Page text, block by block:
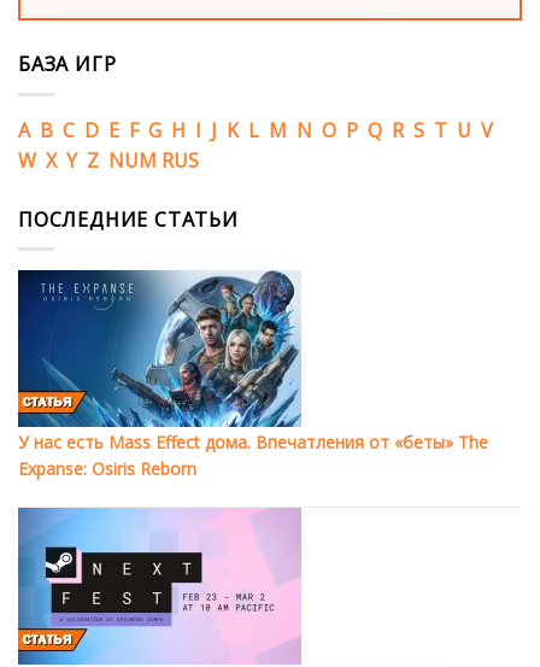
БАЗА ИГР
A B C D E F G H I J K L M N O P Q R S T U V
W X Y Z NUM RUS
ПОСЛЕДНИЕ СТАТЬИ
У нас есть Mass Effect дома. Впечатления от «беты» The
Expanse: Osiris Reborn